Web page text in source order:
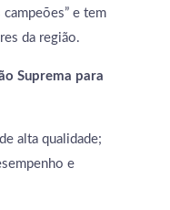
e tem
da região.
Suprema para
alta qualidade;
e